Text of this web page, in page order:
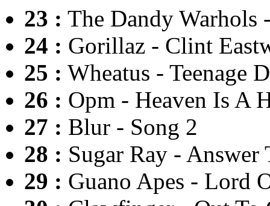
23 : The Dandy Warhols
24 : Gorillaz - Clint
25 : Wheatus - Teenage
26 : Opm - Heaven Is A
27 : Blur - Song 2
28 : Sugar Ray - Answer
29 : Guano Apes - Lord